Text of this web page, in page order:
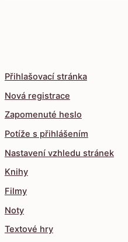
Přihlašovací stránka
Nová registrace
Zapomenuté heslo
Potíže s přihlášením
Nastavení vzhledu stránek
Knihy
Filmy
Noty
Textové hry